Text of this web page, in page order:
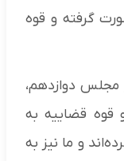
گرفته و قوه
مجلس دوازدهم،
قوه قضاییه به
و ما نیز به